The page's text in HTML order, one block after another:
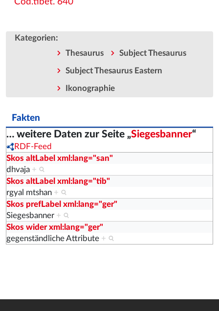
Kategorien:
Thesaurus Subject Thesaurus
Subject Thesaurus Eastern
Ikonographie
Fakten
… weitere Daten zur Seite „Siegesbanner“
RDF-Feed
Skos altLabel xml:lang="san"
dhvaja +
Skos altLabel xml:lang="tib"
rgyal mtshan +
Skos prefLabel xml:lang="ger"
Siegesbanner +
Skos wider xml:lang="ger"
gegenständliche Attribute +